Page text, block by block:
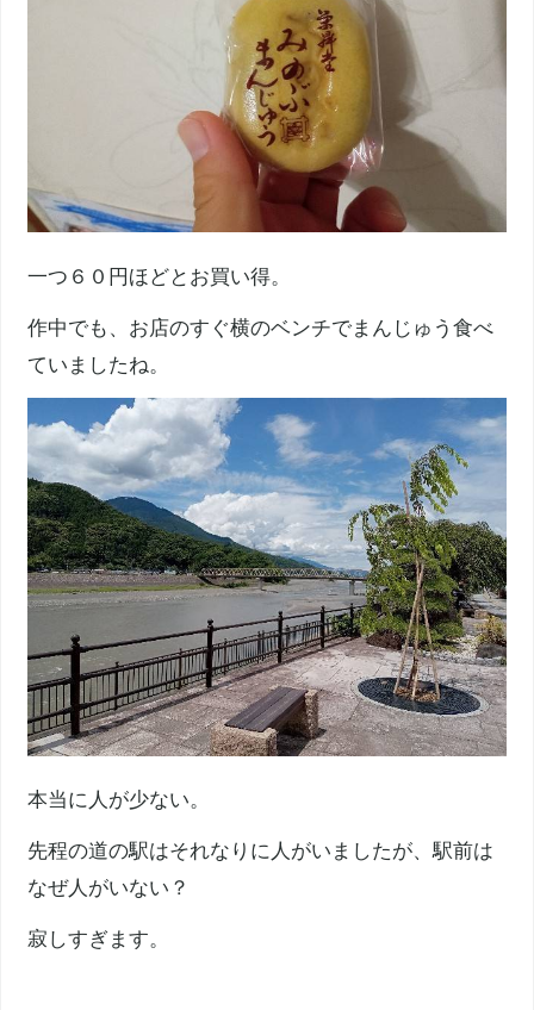
一つ６０円ほどとお買い得。
作中でも、お店のすぐ横のベンチでまんじゅう食べ
ていましたね。
本当に人が少ない。
先程の道の駅はそれなりに人がいましたが、駅前は
なぜ人がいない？
寂しすぎます。